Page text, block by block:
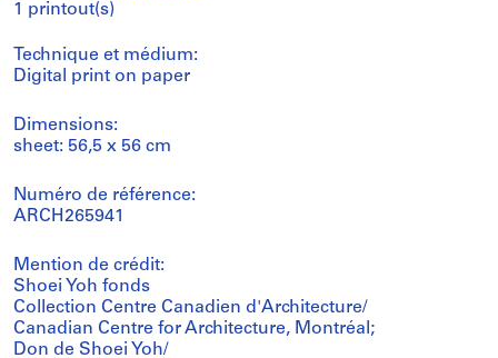
1 printout(s)
Technique et médium:
Digital print on paper
Dimensions:
sheet: 56,5 x 56 cm
Numéro de référence:
ARCH265941
Mention de crédit:
Shoei Yoh fonds
Collection Centre Canadien d'Architecture/
Canadian Centre for Architecture, Montréal;
Don de Shoei Yoh/